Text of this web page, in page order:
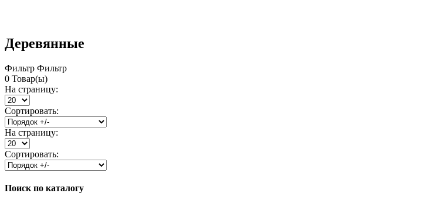
Деревянные
Фильтр Фильтр
0 Товар(ы)
На страницу:
Сортировать:
На страницу:
Сортировать:
Поиск по каталогу